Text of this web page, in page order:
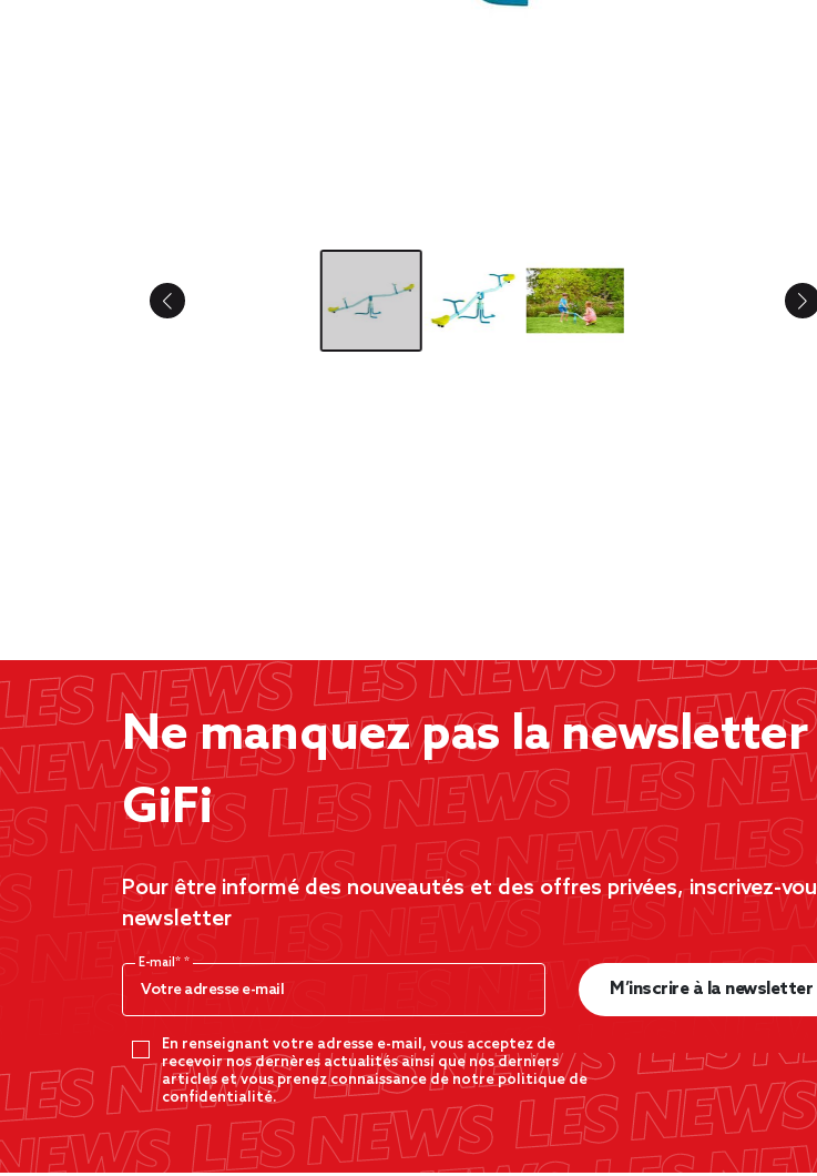
Ne manquez pas la newsletter
GiFi
Pour être informé des nouveautés et des offres privées, inscrivez-
newsletter
E-mail*
En renseignant votre adresse e-mail, vous acceptez de
recevoir nos dernères actualités ainsi que nos derniers
articles et vous prenez connaissance de notre politique de
confidentialité.
M’inscrire à la newsletter